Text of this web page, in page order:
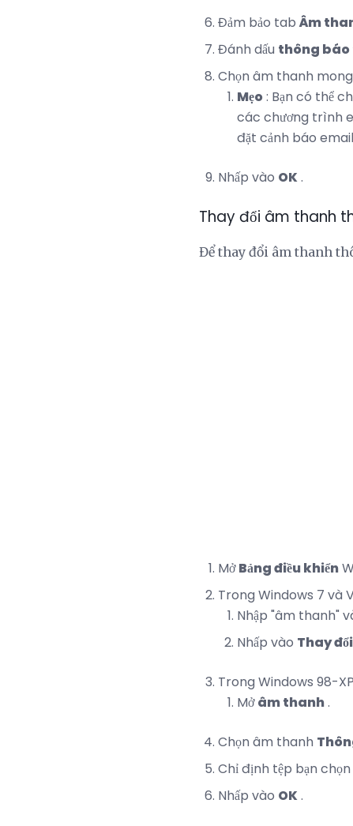
Đảm bảo tabÂm
Đánh dấu thông báo
Chọn âm thanh
Mẹo: Bạn có thể
các chương trình
đặt cảnh báo
Nhấp vào OK.
Thay đổi âm thanh
Để thay đổi âm thanh
MởBảng điều khiển
Trong Windows 7 và
Nhập "âm thanh"
Nhấp vào Thay
Trong Windows 98-
Mởâm thanh.
Chọn âm thanh
Chỉ định tệp bạn
Nhấp vào OK.